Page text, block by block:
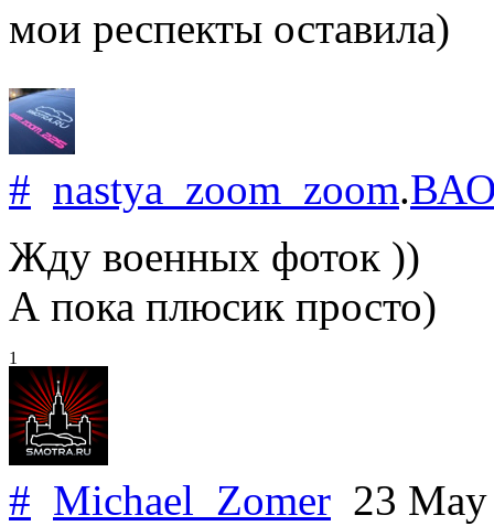
мои респекты оставила)
# nastya_zoom_zoom.
Жду военных фоток ))
А пока плюсик просто)
1
# Michael_Zomer 23